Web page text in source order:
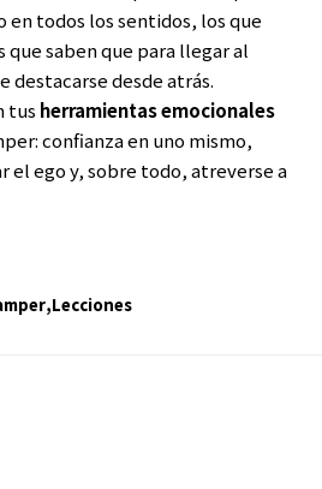
en todos los sentidos, los que
saben que para llegar al
destacarse desde atrás.
tus herramientas emocionales
confianza en uno mismo,
el ego y, sobre todo, atreverse a
Lecciones